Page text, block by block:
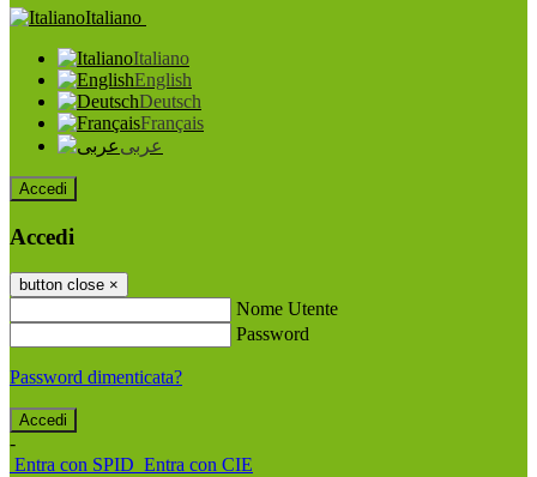
Italiano
Italiano
English
Deutsch
Français
عربى
Accedi
Accedi
button close ×
Nome Utente
Password
Password dimenticata?
-
Entra con SPID Entra con CIE